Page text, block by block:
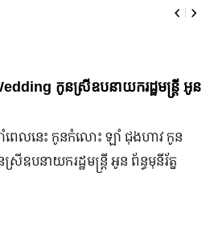
បស់ក្រុមហ៊ុន Ford ពីឆ្នាំ២០១០ ដល់
រាក់ចំណេញសរុបប្រចាំឆ្នាំមានការកើន
ចពិភពលោកមិនទាន់មានស្ថានភាពល្អ